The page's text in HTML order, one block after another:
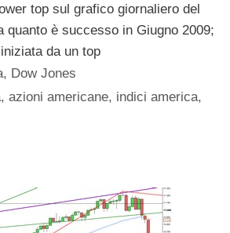
top sul grafico giornaliero del
quanto è successo in Giugno 2009;
da un top
, Dow Jones
,azioni americane, indici america,